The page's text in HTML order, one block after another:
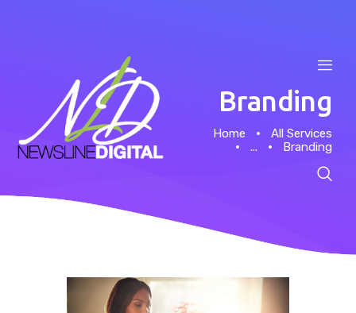
Branding
Home
All Services
...
Branding
About
News